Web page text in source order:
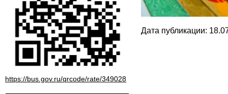
https://bus.gov.ru/qrcode/rate/349028
Дата публикации: